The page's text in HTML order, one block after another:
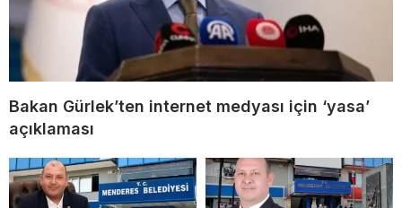
Bakan Gürlek’ten internet medyası için ‘yasa’
açıklaması